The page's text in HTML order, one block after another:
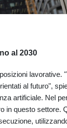
al 2030
lavorative.
al futuro",
artificiale. Nel
in questo settore.